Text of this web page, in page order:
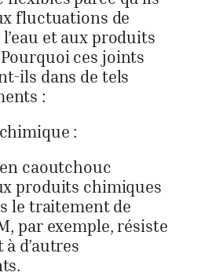
fluctuations de
et aux produits
ces joints
ils dans de tels
:
:
caoutchouc
produits chimiques
le traitement de
par exemple, résiste
d’autres